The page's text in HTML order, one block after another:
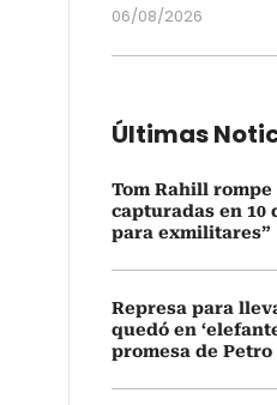
06/08/2026
Últimas
Tom Rahill
capturadas en 10
para exmilitares”
Represa para
quedó en
promesa de Petro